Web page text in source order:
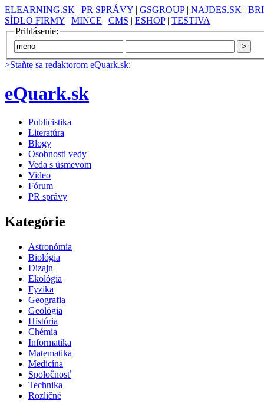
ELEARNING.SK | PR SPRÁVY | GSGROUP| NAJDES.SK |
SÍDLO FIRMY | MINCE | CMS | ESHOP| TESTIVA
Prihlásenie:
>Staňte sa redaktorom eQuark.sk:
eQuark.sk
Publicistika
Literatúra
Blogy
Osobnosti vedy
Veda s úsmevom
Video
Fórum
PR správy
Kategórie
Astronómia
Biológia
Dizajn
Ekológia
Fyzika
Geografia
Geológia
História
Chémia
Informatika
Matematika
Medicína
Spoločnosť
Technika
Rozličné